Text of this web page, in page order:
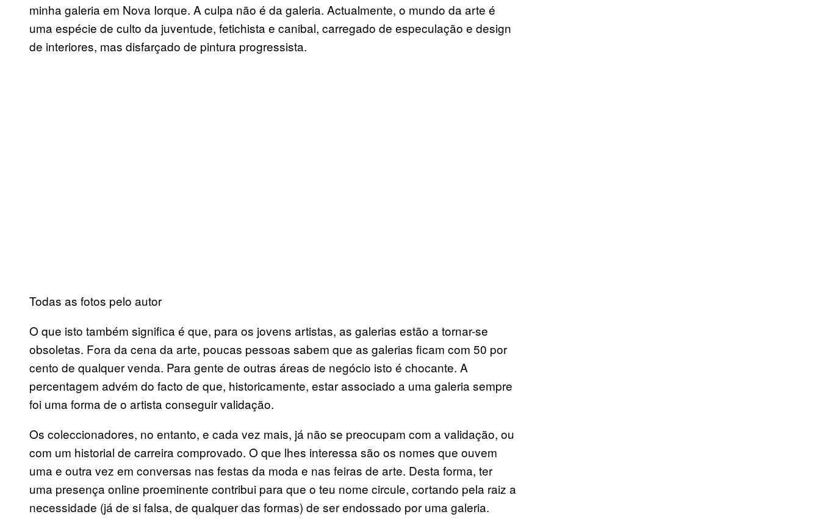
minha galeria em Nova Iorque. A culpa não é da galeria. Actualmente, o mundo da arte é
uma espécie de culto da juventude, fetichista e canibal, carregado de especulação e design
de interiores, mas disfarçado de pintura progressista.
Todas as fotos pelo autor
O que isto também significa é que, para os jovens artistas, as galerias estão a tornar-se
obsoletas. Fora da cena da arte, poucas pessoas sabem que as galerias ficam com 50 por
cento de qualquer venda. Para gente de outras áreas de negócio isto é chocante. A
percentagem advém do facto de que, historicamente, estar associado a uma galeria sempre
foi uma forma de o artista conseguir validação.
Os coleccionadores, no entanto, e cada vez mais, já não se preocupam com a validação, ou
com um historial de carreira comprovado. O que lhes interessa são os nomes que ouvem
uma e outra vez em conversas nas festas da moda e nas feiras de arte. Desta forma, ter
uma presença online proeminente contribui para que o teu nome circule, cortando pela raiz a
necessidade (já de si falsa, de qualquer das formas) de ser endossado por uma galeria.